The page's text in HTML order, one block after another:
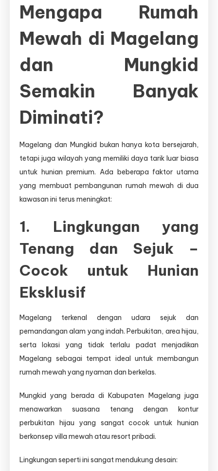
Mengapa Rumah
Mewah di Magelang
dan Mungkid
Semakin Banyak
Diminati?
Magelang dan Mungkid bukan hanya kota bersejarah,
tetapi juga wilayah yang memiliki daya tarik luar biasa
untuk hunian premium. Ada beberapa faktor utama
yang membuat pembangunan rumah mewah di dua
kawasan ini terus meningkat:
1. Lingkungan yang
Tenang dan Sejuk –
Cocok untuk Hunian
Eksklusif
Magelang terkenal dengan udara sejuk dan
pemandangan alam yang indah. Perbukitan, area hijau,
serta lokasi yang tidak terlalu padat menjadikan
Magelang sebagai tempat ideal untuk membangun
rumah mewah yang nyaman dan berkelas.
Mungkid yang berada di Kabupaten Magelang juga
menawarkan suasana tenang dengan kontur
perbukitan hijau yang sangat cocok untuk hunian
berkonsep villa mewah atau resort pribadi.
Lingkungan seperti ini sangat mendukung desain: